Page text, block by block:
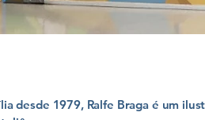
desde 1979, Ralfe Braga é um